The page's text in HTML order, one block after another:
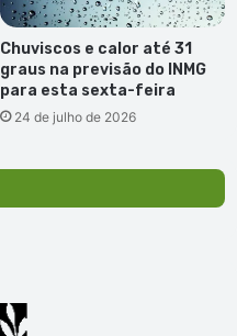
Chuviscos e calor até 31
graus na previsão do INMG
para esta sexta-feira
24 de julho de 2026